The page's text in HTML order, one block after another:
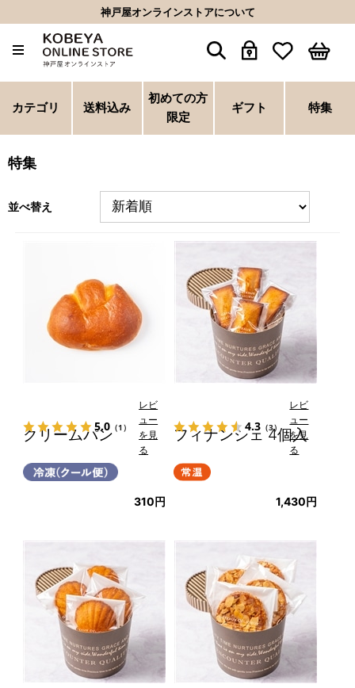
神戸屋オンラインストアについて
カテゴリ 送料込み
初めての方
限定
ギフト 特集
特集
並べ替え
クリームパン
5.0 （1）
レビ
ュー
を見
る
310円
フィナンシェ 4個入
4.3 （3）
レビ
ュー
を見
る
1,430円